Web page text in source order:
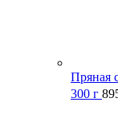
Пряная
300 г